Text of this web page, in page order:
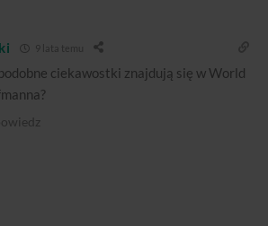
9 lata temu
ciekawostki znajdują się w World